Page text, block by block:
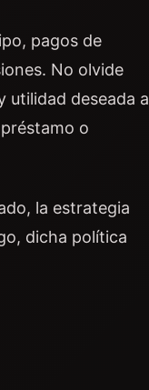
pagos de
No olvide
utilidad deseada a
o
la estrategia
dicha política